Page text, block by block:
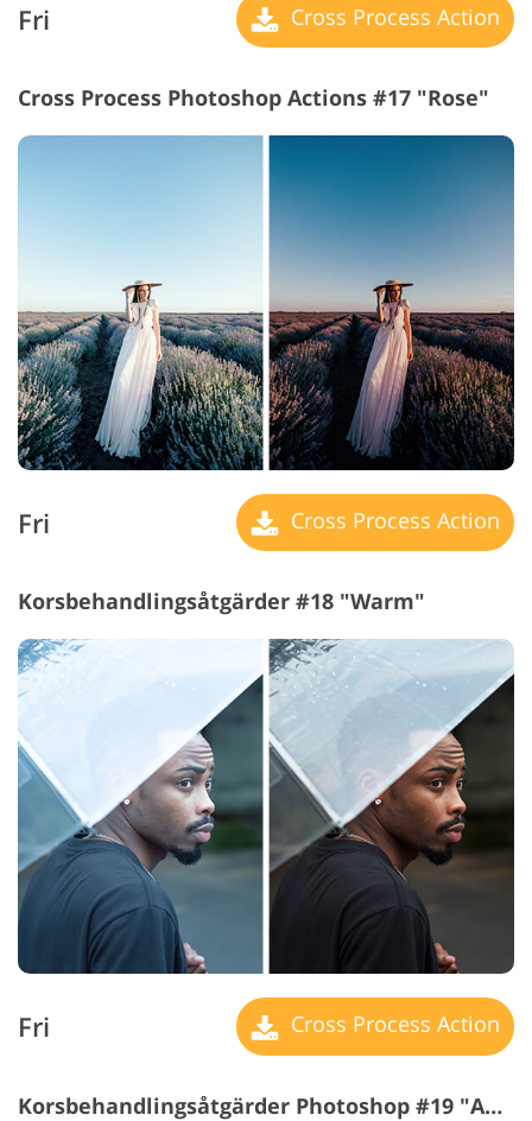
Fri Cross Process Action
Cross Process Photoshop Actions #17 "Rose"
Fri Cross Process Action
Korsbehandlingsåtgärder #18 "Warm"
Fri Cross Process Action
Korsbehandlingsåtgärder Photoshop #19 "Aqua"